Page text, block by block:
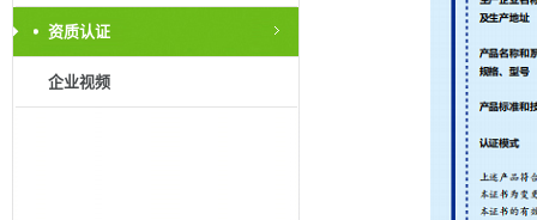
资质认证
企业视频